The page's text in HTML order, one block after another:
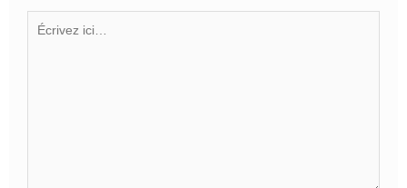
ici…